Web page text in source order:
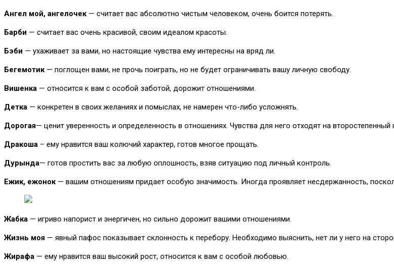
Ангел мой, ангелочек— считает вас абсолютно чистым человеком, очень боится потерять.
Барби — считает вас очень красивой, своим идеалом красоты.
Бэби — ухаживает за вами, но настоящие чувства ему интересны на вряд ли.
Бегемотик — поглощен вами, не прочь поиграть, но не будет ограничивать вашу личную свободу.
Вишенка — относится к вам с особой заботой, дорожит отношениями.
Детка — конкретен в своих желаниях и помыслах, не намерен что-либо усложнять.
Дорогая— ценит уверенность и определенность в отношениях. Чувства для него отходят на второстепенный
Дракоша – ему нравится ваш колючий характер, готов многое прощать.
Дурында— готов простить вас за любую оплошность, взяв ситуацию под личный контроль.
Ежик, ежонок— вашим отношениям придает особую значимость. Иногда проявляет несдержанность,
Жабка — игриво напорист и энергичен, но сильно дорожит вашими отношениями.
Жизнь моя — явный пафос показывает склонность к перебору. Необходимо выяснить, нет ли у него на
Жирафа — ему нравится ваш высокий рост, относится к вам с особой любовью.